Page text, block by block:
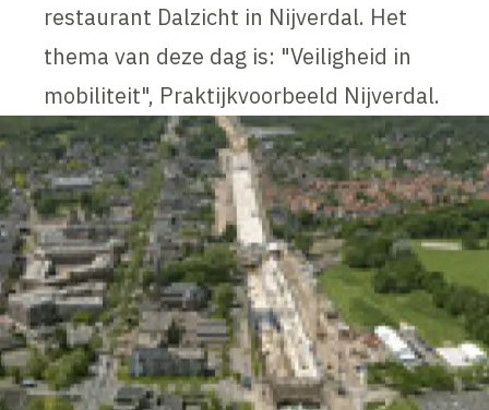
restaurant Dalzicht in Nijverdal. Het
thema van deze dag is: "Veiligheid in
mobiliteit", Praktijkvoorbeeld Nijverdal.